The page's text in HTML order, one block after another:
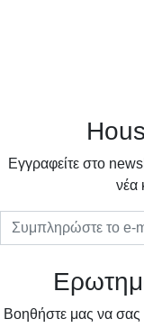
Eγγραφείτε στο
νέα
Βοηθήστε μας να σας